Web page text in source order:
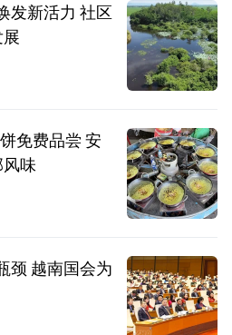
发新活力 社区
免费品尝 安
味
颈 越南国会为